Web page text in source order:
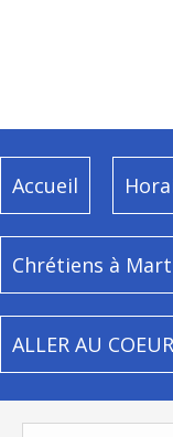
Accueil
Chrétiens à
ALLER AU